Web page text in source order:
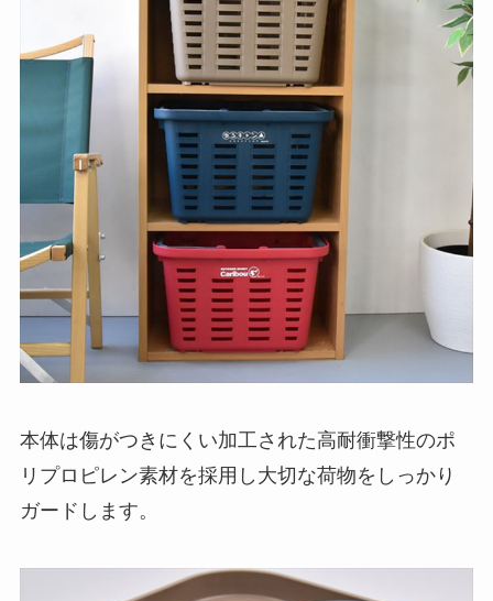
本体は傷がつきにくい加工された高耐衝撃性のポ
リプロピレン素材を採用し大切な荷物をしっかり
ガードします。